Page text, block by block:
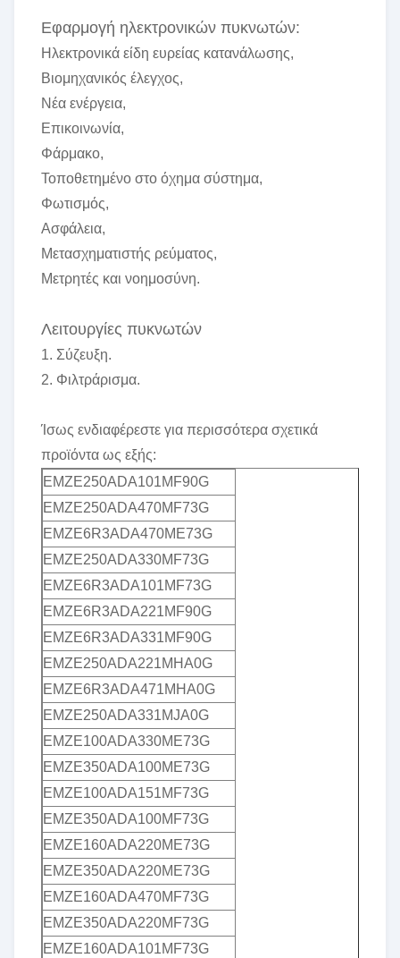
Εφαρμογή ηλεκτρονικών πυκνωτών:
Ηλεκτρονικά είδη ευρείας κατανάλωσης,
Βιομηχανικός έλεγχος,
Νέα ενέργεια,
Επικοινωνία,
Φάρμακο,
Τοποθετημένο στο όχημα σύστημα,
Φωτισμός,
Ασφάλεια,
Μετασχηματιστής ρεύματος,
Μετρητές και νοημοσύνη.
Λειτουργίες πυκνωτών
1. Σύζευξη.
2. Φιλτράρισμα.
Ίσως ενδιαφέρεστε για περισσότερα σχετικά
προϊόντα ως εξής:
EMZE250ADA101MF90G
EMZE250ADA470MF73G
EMZE6R3ADA470ME73G
EMZE250ADA330MF73G
EMZE6R3ADA101MF73G
EMZE6R3ADA221MF90G
EMZE6R3ADA331MF90G
EMZE250ADA221MHA0G
EMZE6R3ADA471MHA0G
EMZE250ADA331MJA0G
EMZE100ADA330ME73G
EMZE350ADA100ME73G
EMZE100ADA151MF73G
EMZE350ADA100MF73G
EMZE160ADA220ME73G
EMZE350ADA220ME73G
EMZE160ADA470MF73G
EMZE350ADA220MF73G
EMZE160ADA101MF73G